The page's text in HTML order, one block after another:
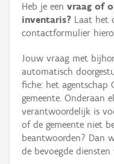
Erfgoedobject
Aanduidingsobject
Waarneming
Thema
Gebeurtenis
Persoon of collectief
Heb je een vraag of
inventaris? Laat het
contactformulier
Jouw vraag met
automatisch
fiche: het agentschap
gemeente. Onderaan
verantwoordelijk is
of de gemeente niet
beantwoorden? Dan
de bevoegde